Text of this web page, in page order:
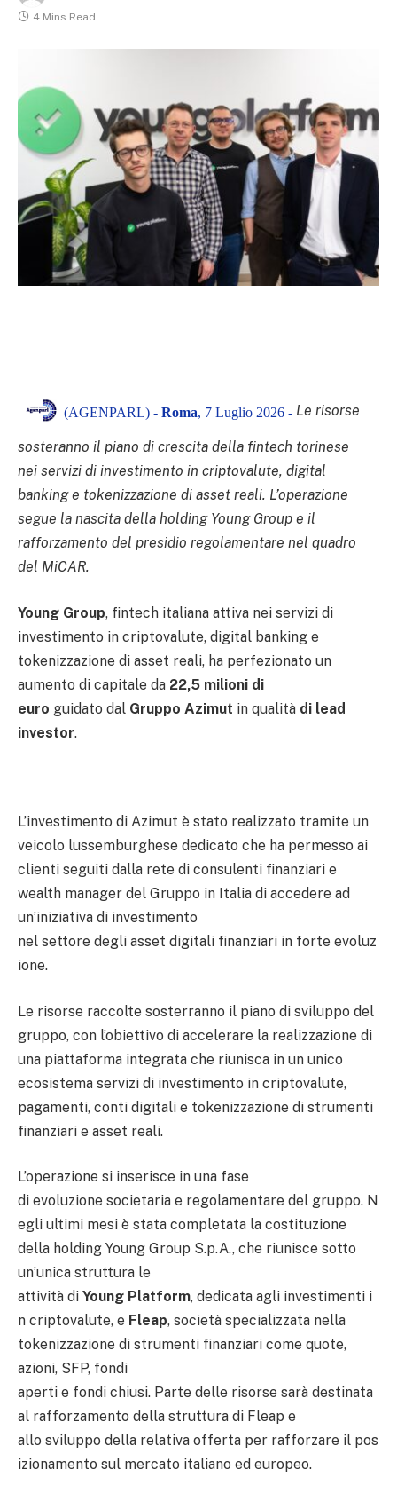
4 Mins Read
(AGENPARL) - Roma, 7 Luglio 2026 - Le risorse
sosteranno il piano di crescita della fintech torinese
nei servizi di investimento in criptovalute, digital
banking e tokenizzazione di asset reali. L’operazione
segue la nascita della holding Young Group e il
rafforzamento del presidio regolamentare nel quadro
del MiCAR.
Young Group, fintech italiana attiva nei servizi di
investimento in criptovalute, digital banking e
tokenizzazione di asset reali, ha perfezionato un
aumento di capitale da 22,5 milioni di
euro guidato dal Gruppo Azimut in qualità di lead
investor.
L’investimento di Azimut è stato realizzato tramite un
veicolo lussemburghese dedicato che ha permesso ai
clienti seguiti dalla rete di consulenti finanziari e
wealth manager del Gruppo in Italia di accedere ad
un’iniziativa di investimento
nel settore degli asset digitali finanziari in forte evoluz
ione.
Le risorse raccolte sosterranno il piano di sviluppo del
gruppo, con l’obiettivo di accelerare la realizzazione di
una piattaforma integrata che riunisca in un unico
ecosistema servizi di investimento in criptovalute,
pagamenti, conti digitali e tokenizzazione di strumenti
finanziari e asset reali.
L’operazione si inserisce in una fase
di evoluzione societaria e regolamentare del gruppo. N
egli ultimi mesi è stata completata la costituzione
della holding Young Group S.p.A., che riunisce sotto
un’unica struttura le
attività di Young Platform, dedicata agli investimenti i
n criptovalute, e Fleap, società specializzata nella
tokenizzazione di strumenti finanziari come quote,
azioni, SFP, fondi
aperti e fondi chiusi. Parte delle risorse sarà destinata
al rafforzamento della struttura di Fleap e
allo sviluppo della relativa offerta per rafforzare il pos
izionamento sul mercato italiano ed europeo.